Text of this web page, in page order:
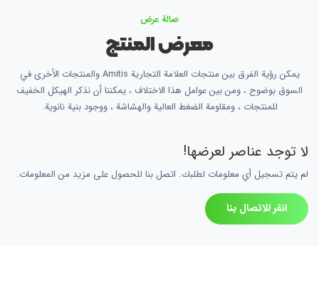
صالة عرض
معرض المنتج
يمكن رؤية الفرق بين منتجات العلامة التجارية Amitis والمنتجات الأخرى في
السوق بوضوح ، ومن بين عوامل هذا الاختلاف ، يمكننا أن نذكر الهيكل الخفيف
للمنتجات ، ومقاومة الضغط العالية والهشاشة ، ووجود بنية نانوية.
لا توجد عناصر لعرضها!
لم يتم تسجيل أي معلومات لطلبك. اتصل بنا للحصول على مزيد من المعلومات.
انقر للاتصال بنا